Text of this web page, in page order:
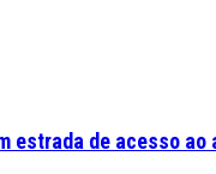
estrada de acesso ao